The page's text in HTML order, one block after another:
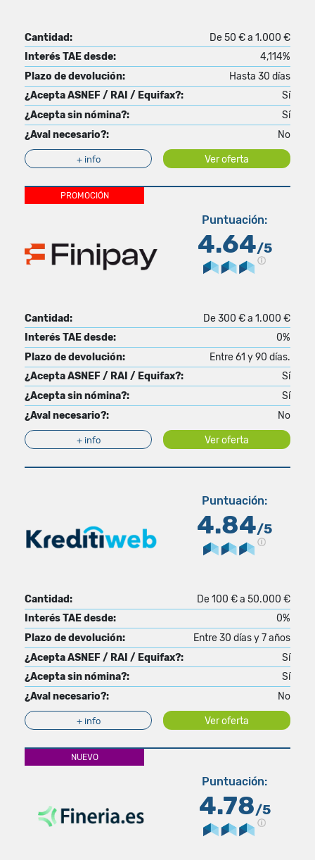
Cantidad:
De 50 € a 1.000 €
Interés TAE desde:
4,114%
Plazo de devolución:
Hasta 30 días
¿Acepta ASNEF / RAI / Equifax?:
Sí
¿Acepta sin nómina?:
Sí
¿Aval necesario?:
No
+ info Ver oferta
PROMOCIÓN
Puntuación:
4.64/5
Cantidad:
De 300 € a 1.000 €
Interés TAE desde:
0%
Plazo de devolución:
Entre 61 y 90 días.
¿Acepta ASNEF / RAI / Equifax?:
Sí
¿Acepta sin nómina?:
Sí
¿Aval necesario?:
No
+ info Ver oferta
Puntuación:
4.84/5
Cantidad:
De 100 € a 50.000 €
Interés TAE desde:
0%
Plazo de devolución:
Entre 30 días y 7 años
¿Acepta ASNEF / RAI / Equifax?:
Sí
¿Acepta sin nómina?:
Sí
¿Aval necesario?:
No
+ info Ver oferta
NUEVO
Puntuación:
4.78/5